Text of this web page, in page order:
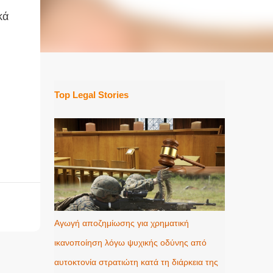
Top Legal Stories
Αγωγή αποζημίωσης για χρηματική
ικανοποίηση λόγω ψυχικής οδύνης από
αυτοκτονία στρατιώτη κατά τη διάρκεια της